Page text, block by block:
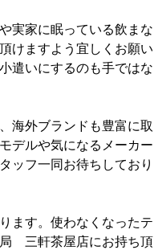
実家に眠っている飲まな
ますよう宜しくお願い
遣いにするのも手ではな
外ブランドも豊富に取
デルや気になるメーカー
フ一同お待ちしており
ます。使わなくなったテ
三軒茶屋店にお持ち頂